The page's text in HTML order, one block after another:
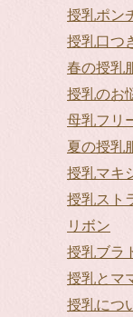
授乳ポン
授乳口つ
春の授乳
授乳のお
母乳フリ
夏の授乳
授乳マキ
授乳スト
リボン
授乳ブラ
授乳とマ
授乳につ